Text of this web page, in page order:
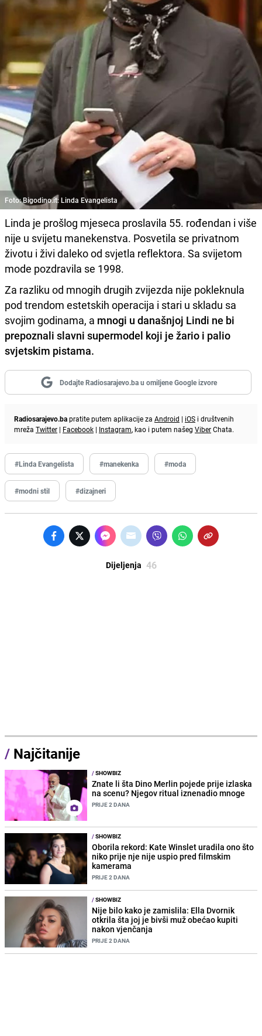
Foto: Bigodino.it: Linda Evangelista
Linda je prošlog mjeseca proslavila 55. rođendan i više
nije u svijetu manekenstva. Posvetila se privatnom
životu i živi daleko od svjetla reflektora. Sa svijetom
mode pozdravila se 1998.
Za razliku od mnogih drugih zvijezda nije pokleknula
pod trendom estetskih operacija i stari u skladu sa
svojim godinama, a mnogi u današnjoj Lindi ne bi
prepoznali slavni supermodel koji je žario i palio
svjetskim pistama.
Dodajte Radiosarajevo.ba u omiljene Google izvore
Radiosarajevo.bapratite putem aplikacije za Android | iOS i društvenih
mreža Twitter | Facebook | Instagram, kao i putem našeg ViberChata.
#Linda Evangelista #manekenka #moda
#modni stil #dizajneri
Dijeljenja 46
/ Najčitanije
/SHOWBIZ
Znate li šta Dino Merlin pojede prije izlaska
na scenu? Njegov ritual iznenadio mnoge
PRIJE 2 DANA
/SHOWBIZ
Oborila rekord: Kate Winslet uradila ono što
niko prije nje nije uspio pred filmskim
kamerama
PRIJE 2 DANA
/SHOWBIZ
Nije bilo kako je zamislila: Ella Dvornik
otkrila šta joj je bivši muž obećao kupiti
nakon vjenčanja
PRIJE 2 DANA